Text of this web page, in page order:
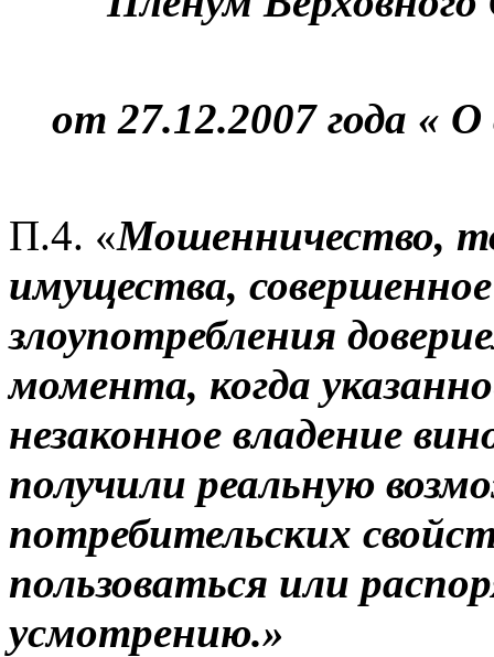
от 27.12.2007 года « О
П.4. «Мошенничество,
имущества,
злоупотребления
момента, когда
незаконное владение
получили реальную
потребительских
пользоваться или
усмотрению.»